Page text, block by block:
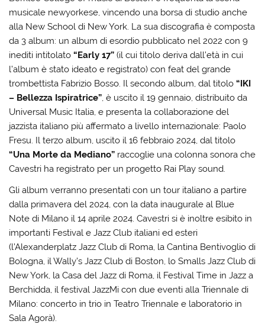
musicale newyorkese, vincendo una borsa di studio anche
alla New School di New York. La sua discografia è composta
da 3 album: un album di esordio pubblicato nel 2022 con 9
inediti intitolato“Early 17” (il cui titolo deriva dall’età in cui
l’album è stato ideato e registrato) con feat del grande
trombettista Fabrizio Bosso. Il secondo album, dal titolo“IKI
– Bellezza Ispiratrice”, è uscito il 19 gennaio, distribuito da
Universal Music Italia, e presenta la collaborazione del
jazzista italiano più affermato a livello internazionale: Paolo
Fresu. Il terzo album, uscito il 16 febbraio 2024, dal titolo
“Una Morte da Mediano” raccoglie una colonna sonora che
Cavestri ha registrato per un progetto Rai Play sound.
Gli album verranno presentati con un tour italiano a partire
dalla primavera del 2024, con la data inaugurale al Blue
Note di Milano il 14 aprile 2024. Cavestri si è inoltre esibito in
importanti Festival e Jazz Club italiani ed esteri
(l’Alexanderplatz Jazz Club di Roma, la Cantina Bentivoglio di
Bologna, il Wally’s Jazz Club di Boston, lo Smalls Jazz Club di
New York, la Casa del Jazz di Roma, il Festival Time in Jazz a
Berchidda, il festival JazzMi con due eventi alla Triennale di
Milano: concerto in trio in Teatro Triennale e laboratorio in
Sala Agorà).